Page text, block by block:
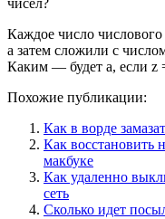
чисел?
Каждое число числового
а затем сложили с
Каким — будет а, если z
Похожие публикации:
Как в ворде
Как восстановить
макбуке
Как удаленно
сеть
Сколько идет